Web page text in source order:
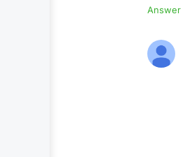
Answer